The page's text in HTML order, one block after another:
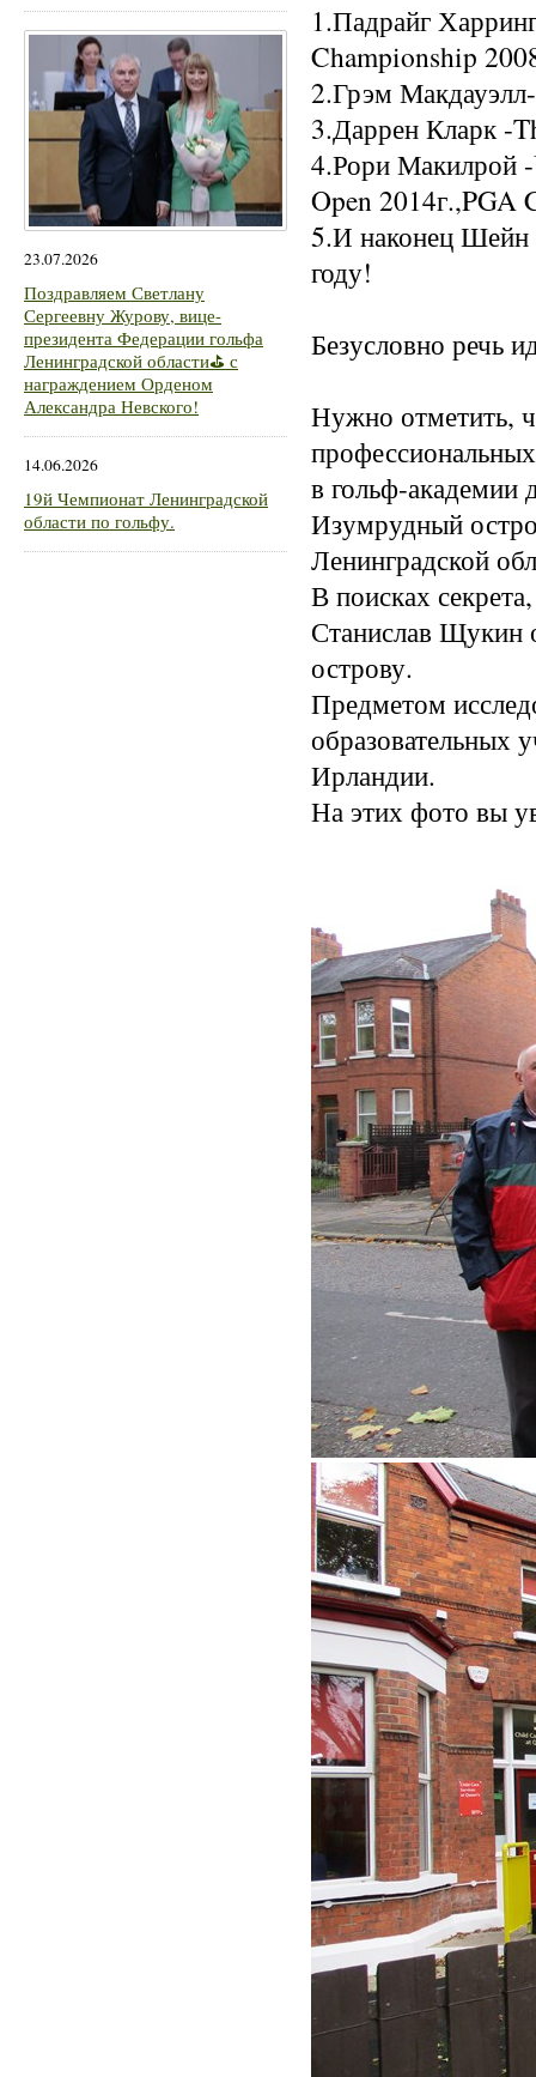
23.07.2026
Поздравляем Светлану
Сергеевну Журову, вице-
президента Федерации гольфа
Ленинградской области⛳ с
награждением Орденом
Александра Невского!
14.06.2026
19й Чемпионат Ленинградской
области по гольфу.
1.Падрайг
Championship
2.Грэм
3.Даррен Кларк -
4.Рори Макилрой
Open
5.И наконец Шейн
году!
Безусловно речь
Нужно отметить,
в гольф-академии
Изумрудный
Ленинградской
В поисках
Станислав Щукин
острову.
Предметом
образовательных
Ирландии.
На этих фото вы